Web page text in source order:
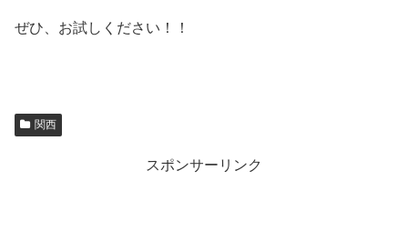
ぜひ、お試しください！！
関西
スポンサーリンク